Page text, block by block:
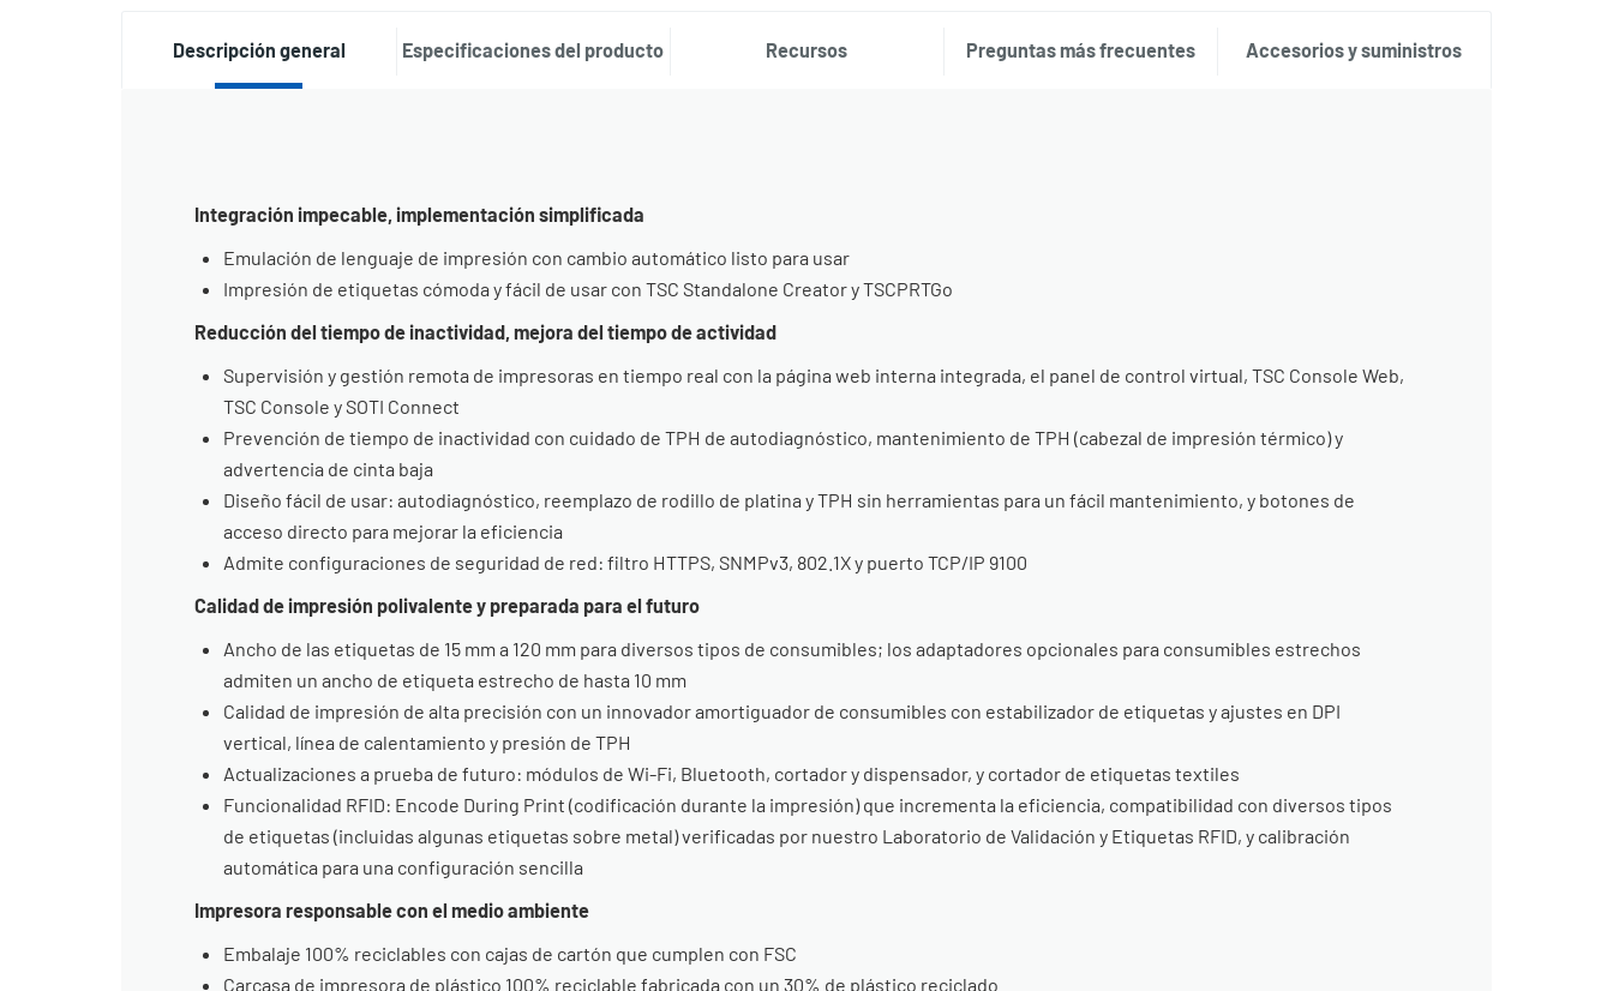
Descripción general Especificaciones del producto Recursos Preguntas más frecuentes Accesorios y suministros
Integración impecable, implementación simplificada
Emulación de lenguaje de impresión con cambio automático listo para usar
Impresión de etiquetas cómoda y fácil de usar con TSC Standalone Creator y TSCPRTGo
Reducción del tiempo de inactividad, mejora del tiempo de actividad
Supervisión y gestión remota de impresoras en tiempo real con la página web interna integrada, el panel de control virtual, TSC Console Web,
TSC Console y SOTI Connect
Prevención de tiempo de inactividad con cuidado de TPH de autodiagnóstico, mantenimiento de TPH (cabezal de impresión térmico) y
advertencia de cinta baja
Diseño fácil de usar: autodiagnóstico, reemplazo de rodillo de platina y TPH sin herramientas para un fácil mantenimiento, y botones de
acceso directo para mejorar la eficiencia
Admite configuraciones de seguridad de red: filtro HTTPS, SNMPv3, 802.1X y puerto TCP/IP 9100
Calidad de impresión polivalente y preparada para el futuro
Ancho de las etiquetas de 15 mm a 120 mm para diversos tipos de consumibles; los adaptadores opcionales para consumibles estrechos
admiten un ancho de etiqueta estrecho de hasta 10 mm
Calidad de impresión de alta precisión con un innovador amortiguador de consumibles con estabilizador de etiquetas y ajustes en DPI
vertical, línea de calentamiento y presión de TPH
Actualizaciones a prueba de futuro: módulos de Wi-Fi, Bluetooth, cortador y dispensador, y cortador de etiquetas textiles
Funcionalidad RFID: Encode During Print (codificación durante la impresión) que incrementa la eficiencia, compatibilidad con diversos tipos
de etiquetas (incluidas algunas etiquetas sobre metal) verificadas por nuestro Laboratorio de Validación y Etiquetas RFID, y calibración
automática para una configuración sencilla
Impresora responsable con el medio ambiente
Embalaje 100% reciclables con cajas de cartón que cumplen con FSC
Carcasa de impresora de plástico 100% reciclable fabricada con un 30% de plástico reciclado